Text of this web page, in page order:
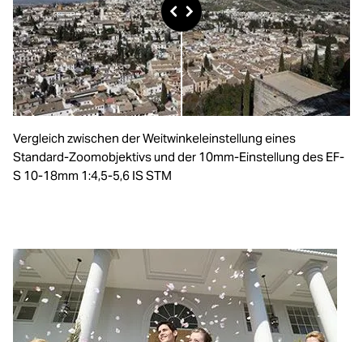
Vergleich zwischen der Weitwinkeleinstellung eines
Standard-Zoomobjektivs und der 10mm-Einstellung des EF-
S 10-18mm 1:4,5-5,6 IS STM